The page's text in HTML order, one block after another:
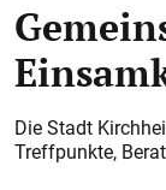
Die Stadt
Treffpunkte,